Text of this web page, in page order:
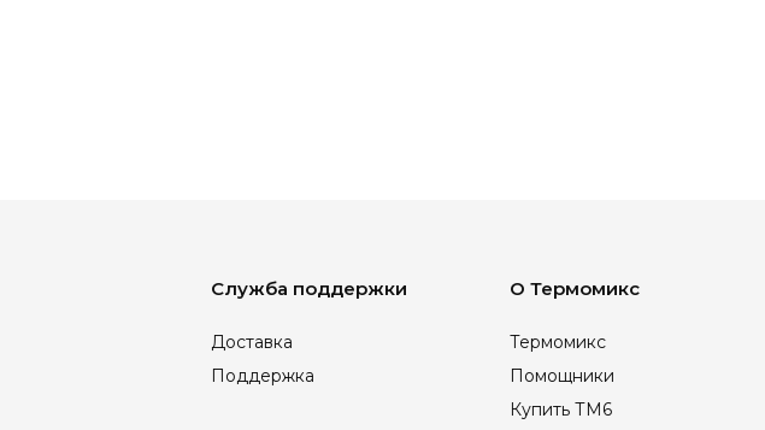
Служба поддержки
Доставка
Поддержка
О Термомикс
Термомикс
Помощники
Купить ТМ6